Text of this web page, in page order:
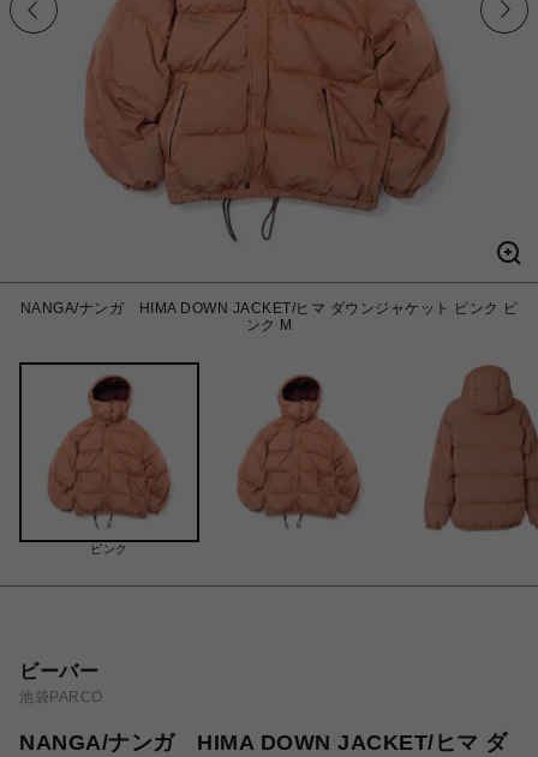
NANGA/ナンガ HIMA DOWN JACKET/ヒマ ダウンジャケット ピンク ピ
ンク M
ピンク
ビーバー
池袋PARCO
NANGA/ナンガ HIMA DOWN JACKET/ヒマ ダ